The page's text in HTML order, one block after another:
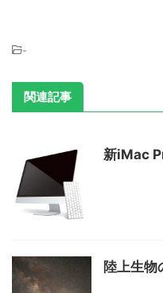
-
関連記事
新iMac
陸上生物